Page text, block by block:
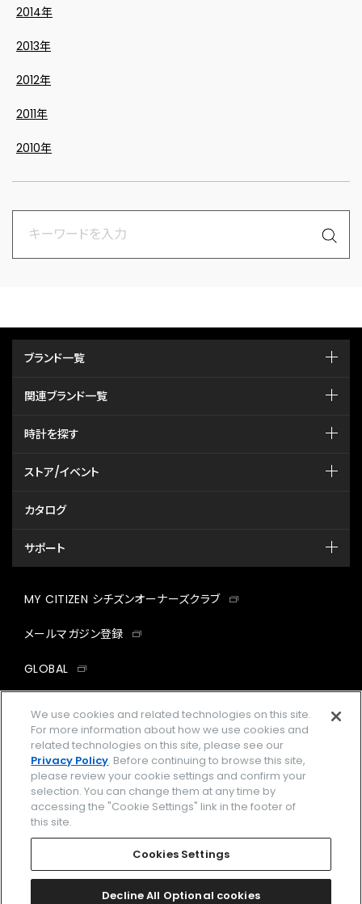
2014年
2013年
2012年
2011年
2010年
ブランド一覧
関連ブランド一覧
時計を探す
ストア/イベント
カタログ
サポート
MY CITIZEN シチズンオーナーズクラブ
メールマガジン登録
GLOBAL
facebookinstagramtwitter
企業情報 ご利用規約
プライバシーポリシー Cookies Settings
Amazon PayはAmazon.com, Inc.またはその関連会社の商標です。
We use cookies and related technologies on this site.
For more information about how we use cookies and
related technologies on this site, please see our
Privacy Policy. Before continuing to browse this site,
please review your cookie settings and confirm your
selection. You can change them at any time by
accessing the "Cookie Settings" link in the footer of
this site.
Cookies Settings
Decline All Optional cookies